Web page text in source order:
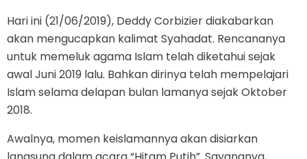
Hari ini (21/06/2019), Deddy Corbizier diakabarkan
akan mengucapkan kalimat Syahadat. Rencananya
untuk memeluk agama Islam telah diketahui sejak
awal Juni 2019 lalu. Bahkan dirinya telah mempelajari
Islam selama delapan bulan lamanya sejak Oktober
2018.
Awalnya, momen keislamannya akan disiarkan